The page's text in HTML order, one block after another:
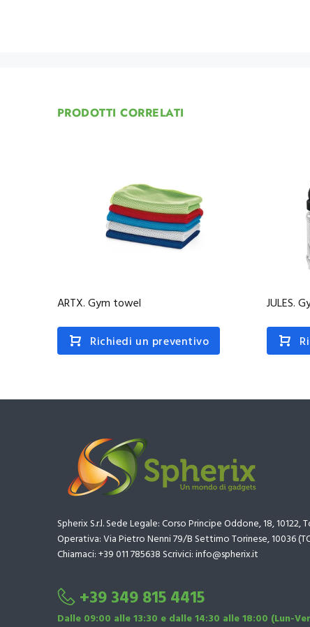
PRODOTTI CORRELATI
ARTX. Gym towel
Richiedi un preventivo
JULES.
Spherix S.r.l. Sede Legale: Corso Principe Oddone, 18, 10122,
Operativa: Via Pietro Nenni 79/B Settimo Torinese, 10036
Chiamaci: +39 011 785638 Scrivici: info@spherix.it
+39 349 815 4415
Dalle 09:00 alle 13:30 e dalle 14:30 alle 18:00 (Lun-